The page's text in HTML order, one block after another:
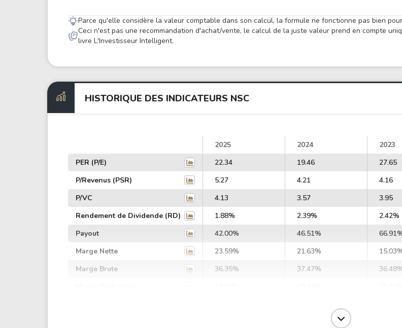
Parce qu'elle considère la valeur comptable dans son calcul, la formule ne fonctionne pas bien
Ceci n'est pas une recommandation d'achat/vente, le calcul de la juste valeur prend en compte
livre L'Investisseur Intelligent.
HISTORIQUE DES INDICATEURS NSC
2025 2024 2023
PER (P/E)
22.34 19.46 27.65
P/Revenus (PSR)
5.27 4.21 4.16
P/VC
4.13 3.57 3.95
Rendement de Dividende (RD)
1.88% 2.39% 2.42%
Payout
42.00% 46.51%
Marge Nette
23.59% 21.63%
Marge Brute
36.35% 37.47%